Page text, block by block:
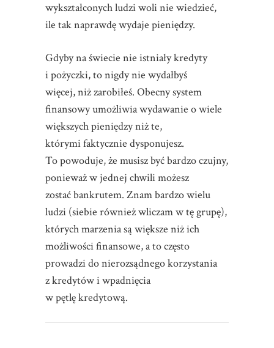
wykształconych ludzi woli nie wiedzieć,
ile tak naprawdę wydaje pieniędzy.
Gdyby na świecie nie istniały kredyty
i pożyczki, to nigdy nie wydałbyś
więcej, niż zarobiłeś. Obecny system
finansowy umożliwia wydawanie o wiele
większych pieniędzy niż te,
którymi faktycznie dysponujesz.
To powoduje, że musisz być bardzo czujny,
ponieważ w jednej chwili możesz
zostać bankrutem. Znam bardzo wielu
ludzi (siebie również wliczam w tę grupę),
których marzenia są większe niż ich
możliwości finansowe, a to często
prowadzi do nierozsądnego korzystania
z kredytów i wpadnięcia
w pętlę kredytową.